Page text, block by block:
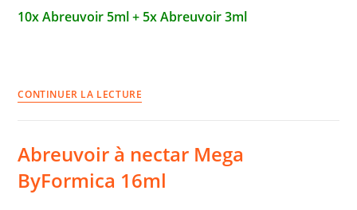
10x Abreuvoir 5ml + 5x Abreuvoir 3ml
CONTINUER LA LECTURE
15
Abreuvoirs
à
Abreuvoir à nectar Mega
ByFormica 16ml